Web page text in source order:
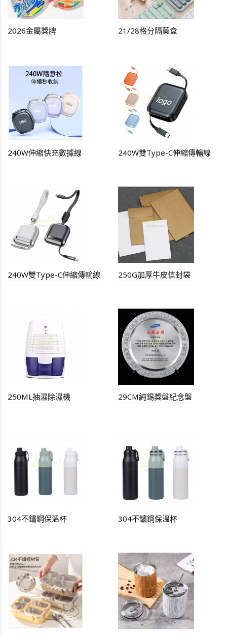
2026金屬獎牌 21/28格分隔藥盒
240W伸縮快充數據線 240W雙Type-C伸縮傳輸線
240W雙Type-C伸縮傳輸線 250G加厚牛皮信封袋
250ML抽濕除濕機 29CM純錫獎盤紀念盤
304不鏽鋼保溫杯 304不鏽鋼保溫杯